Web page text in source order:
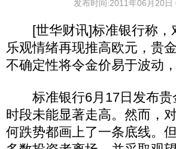
发布时间:2011年06月20日
[世华财讯]标准银行称，
乐观情绪再现推高欧元，贵
不确定性将令金价易于波动
标准银行6月17日发布贵
时段未能显著走高。然而，
何跌势都画上了一条底线。